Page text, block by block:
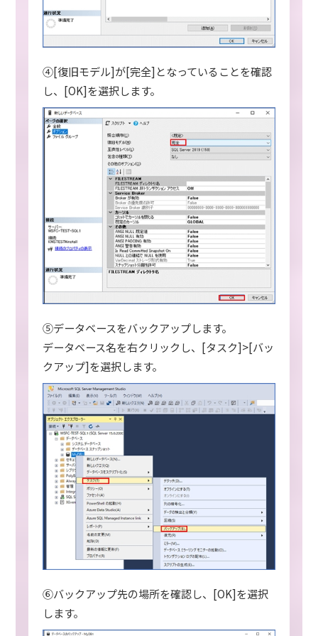
④[復旧モデル]が[完全]となっていることを確認
し、[OK]を選択します。
⑤データベースをバックアップします。
データベース名を右クリックし、[タスク]>[バッ
クアップ]を選択します。
⑥バックアップ先の場所を確認し、[OK]を選択
します。